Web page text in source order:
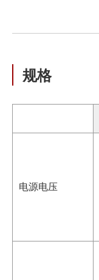
规格
电源电压